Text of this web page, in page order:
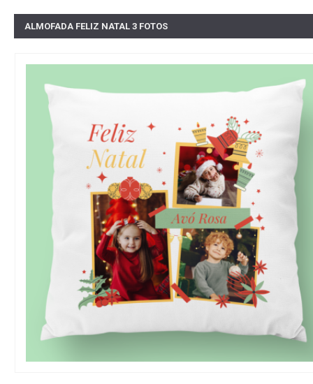
ALMOFADA FELIZ NATAL 3 FOTOS